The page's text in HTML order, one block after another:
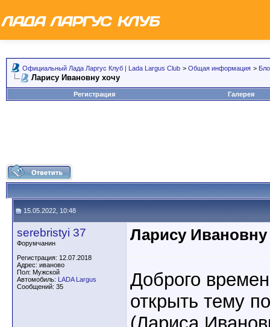
Официальный Лада Ларгус Клуб | Lada Largus Club > Общая информация >
Ларису Ивановну хочу
Регистрация Галерея
15.05.2022, 10:48
serebristyi 37
Форумчанин
Регистрация: 12.07.2018
Адрес: иваново
Пол: Мужской
Автомобиль: LADA Largus
Сообщений: 35
Ларису Ивановну
Доброго
открыть тему